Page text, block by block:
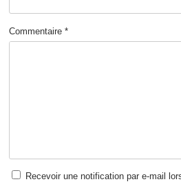
Commentaire *
Recevoir une notification par e-mail